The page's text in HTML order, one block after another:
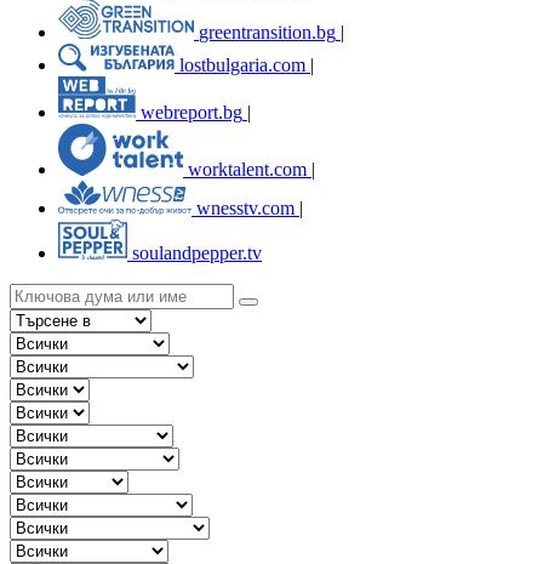
greentransition.bg |
lostbulgaria.com |
webreport.bg
worktalent.com |
wnesstv.com |
soulandpepper.tv